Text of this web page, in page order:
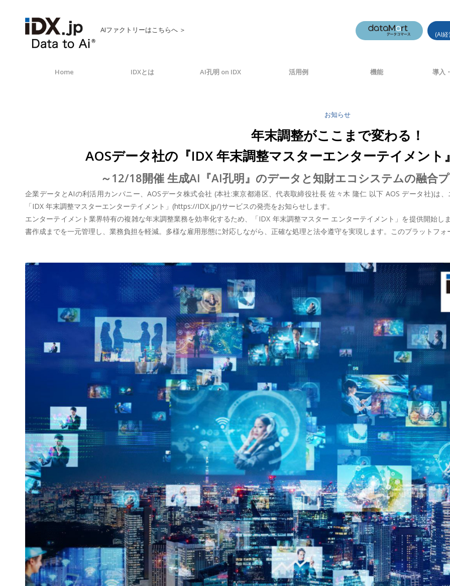
AIファクトリーはこちらへ ＞ (AI
Home IDXとは AI孔明 on IDX 活用例 機能 導入
お知らせ
年末調整がここまで変わる！
AOSデータ社の『IDX 年末調整マスターエンターテイメン
～12/18開催 生成AI『AI孔明』のデータと知財エコシステムの融合
企業データとAIの利活用カンパニー、AOSデータ株式会社 (本社:東京都港区、代表取締役社長 佐々木 隆仁 以下 AOS データ社)は
「IDX 年末調整マスターエンターテイメント」(https://IDX.jp/)サービスの発売をお知らせします。
エンターテイメント業界特有の複雑な年末調整業務を効率化するため、「IDX 年末調整マスター エンターテイメント」を提供開始
書作成までを一元管理し、業務負担を軽減。多様な雇用形態に対応しながら、正確な処理と法令遵守を実現します。このプラットフォ